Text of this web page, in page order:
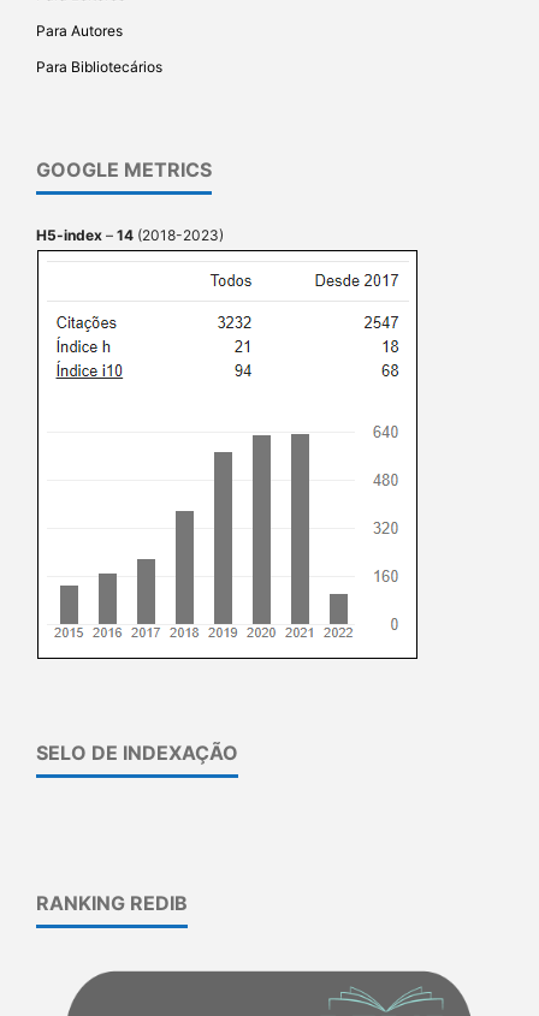
Para Autores
Para Bibliotecários
GOOGLE METRICS
H5-index – 14 (2018-2023)
SELO DE INDEXAÇÃO
RANKING REDIB